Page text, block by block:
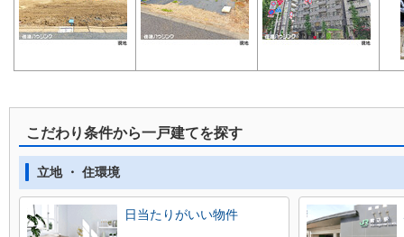
こだわり条件から一戸建てを探す
立地 ・ 住環境
日当たりがいい物件